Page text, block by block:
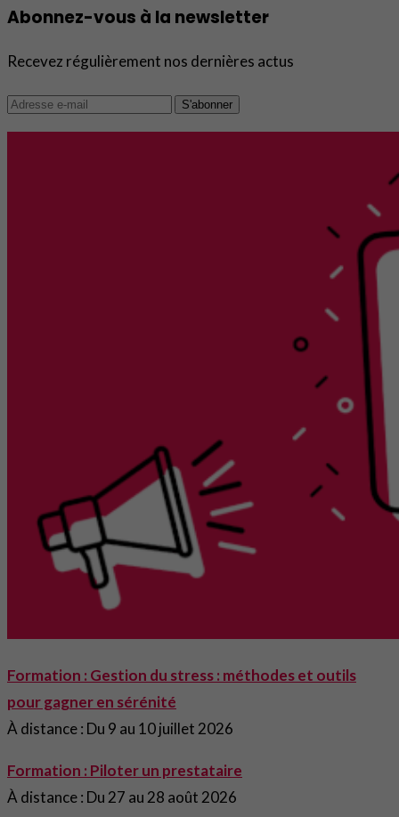
Abonnez-vous à la newsletter
Recevez régulièrement nos dernières actus
S'abonner
Formation : Gestion du stress : méthodes et outils
pour gagner en sérénité
À distance : Du 9 au 10 juillet 2026
Formation : Piloter un prestataire
À distance : Du 27 au 28 août 2026